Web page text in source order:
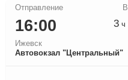
16:00
Ижевск
Автовокзал "Центральный"
3 ч